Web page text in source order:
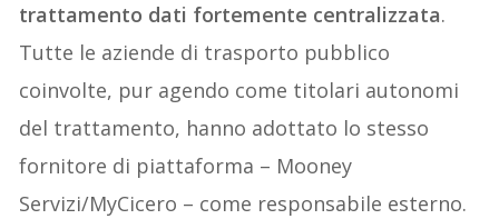
trattamento dati fortemente centralizzata.
Tutte le aziende di trasporto pubblico
coinvolte, pur agendo come titolari autonomi
del trattamento, hanno adottato lo stesso
fornitore di piattaforma – Mooney
Servizi/MyCicero – come responsabile esterno.